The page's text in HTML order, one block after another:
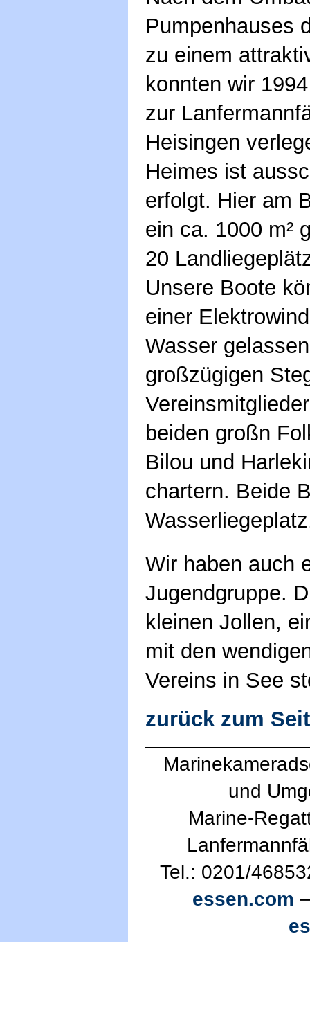
Pumpenhauses
zu einem
konnten wir
zur
Heisingen
Heimes ist
erfolgt. Hier am
ein ca. 1000 m²
20
Unsere Boote
einer
Wasser
großzügigen
beiden großn
Bilou und
chartern. Beide
Wir haben auch
Jugendgruppe.
kleinen Jollen,
mit den
Vereins in See
zurück zum
und
Marine-
Tel.: 0201/
essen.com